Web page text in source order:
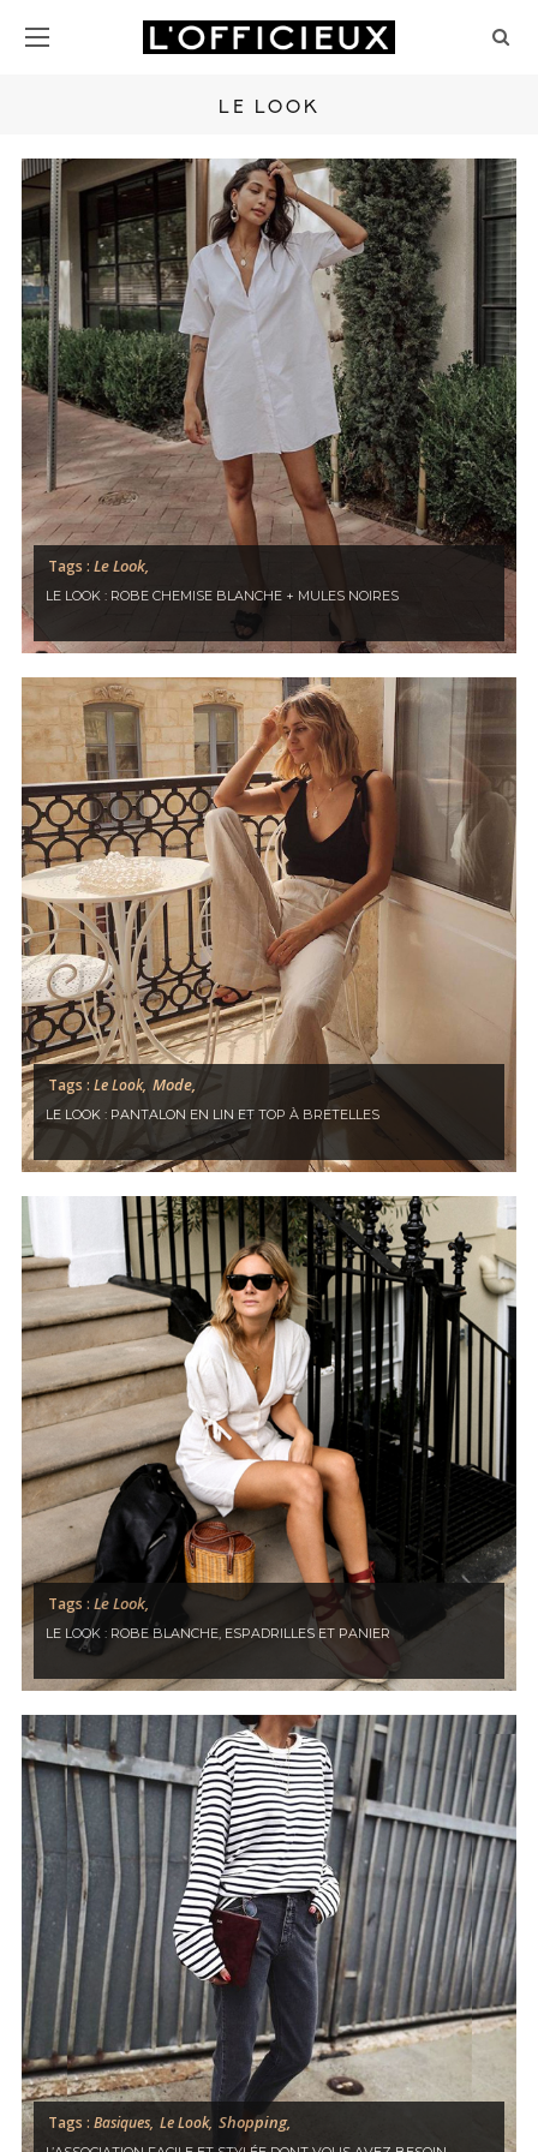
LE LOOK
Tags : Le Look,
LE LOOK : ROBE CHEMISE BLANCHE + MULES NOIRES
Tags : Le Look, Mode,
LE LOOK : PANTALON EN LIN ET TOP À BRETELLES
Tags : Le Look,
LE LOOK : ROBE BLANCHE, ESPADRILLES ET PANIER
Tags : Basiques, Le Look, Shopping,